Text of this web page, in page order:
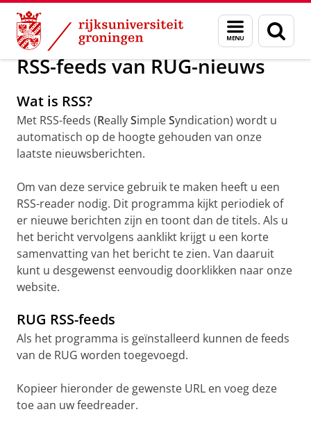
Skip
Content
Skip
Navigation
Menu
en
zoeken
Over ons Actueel Voor de pers
RSS-feeds van RUG-nieuws
Wat is RSS?
Met RSS-feeds (ReallySimpleSyndication) wordt u
automatisch op de hoogte gehouden van onze
laatste nieuwsberichten.
Om van deze service gebruik te maken heeft u een
RSS-reader nodig. Dit programma kijkt periodiek of
er nieuwe berichten zijn en toont dan de titels. Als u
het bericht vervolgens aanklikt krijgt u een korte
samenvatting van het bericht te zien. Van daaruit
kunt u desgewenst eenvoudig doorklikken naar onze
website.
RUG RSS-feeds
Als het programma is geïnstalleerd kunnen de feeds
van de RUG worden toegevoegd.
Kopieer hieronder de gewenste URL en voeg deze
toe aan uw feedreader.